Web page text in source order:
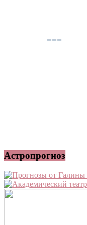
Астропрогноз